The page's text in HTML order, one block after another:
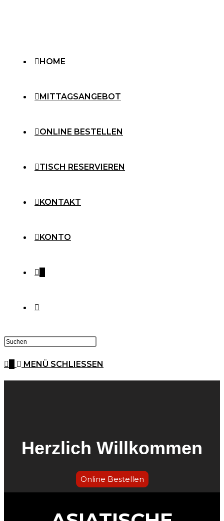
HOME
MITTAGSANGEBOT
ONLINE BESTELLEN
TISCH RESERVIEREN
KONTAKT
KONTO
MENÜ SCHLIESSEN
Herzlich Willkommen
Online Bestellen